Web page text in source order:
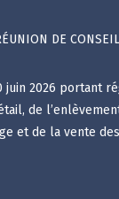
DE
2026 portant
de
et de la vente